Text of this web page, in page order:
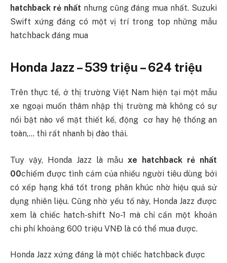
hatchback rẻ nhất nhưng cũng đáng mua nhất. Suzuki
Swift xứng đáng có một vị trí trong top những mẫu
hatchback đáng mua
Honda Jazz – 539 triệu – 624 triệu
Trên thực tế, ở thị trường Việt Nam hiện tại một mẫu
xe ngoại muốn thâm nhập thị trường mà không có sự
nổi bật nào về mặt thiết kế, động cơ hay hệ thống an
toàn,… thì rất nhanh bị đào thải.
Tuy vậy, Honda Jazz là mẫuxe hatchback rẻ nhất
00chiếm được tình cảm của nhiều người tiêu dùng bởi
có xếp hạng khá tốt trong phân khúc nhờ hiệu quả sử
dụng nhiên liệu. Cũng nhờ yếu tố này, Honda Jazz được
xem là chiếc hatch-shift No-1 mà chỉ cần một khoản
chi phí khoảng 600 triệu VNĐ là có thể mua được.
Honda Jazz xứng đáng là một chiếc hatchback được